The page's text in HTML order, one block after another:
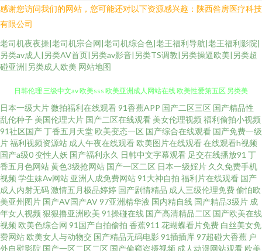
感谢您访问我们的网站，您可能还对以下资源感兴趣：陕西咎房医疗科技
有限公司
老司机夜夜操|老司机宗合网|老司机综合色|老王福利导航|老王福利影院|
另类av成人|另类AV首页|另类av影音|另类TS调教|另类操逼欧美|另类超
碰亚洲|另类成人欧美 网站地图
91猫先生视频 三级免费网 91网黄 91系列在线视 91精品黑丝 伊人特片 亚洲
日韩伦理 三级中文av 欧美sss 欧美亚洲成人网站在线 欧美性爱第五区 另类美
日韩 久6久6中文字幕 玖玖情色资源 久久网站链接 青青草超踫 欧美a久久 久
久亚洲熟妇中文字幕 日本久操视频播放 人人肏视频 老熟妇一区 九九热网 国
产精品欧美日韩五月 韩美一级黄色 黑丝少妇91 国产豆花在线操 国产在线青
日本一级大片微拍福利在线观看91香蕉APP 国产二区三区 国产精品性
乱伦种子 美国伦理大片 国产二区在线观看 美女伦理视频 福利偷拍小视频
91社区国产丁香五月天堂 欧美变态一区 国产综合在线观看 国产免费一级
片福利视频资源站 成人午夜在线观看 欧美图片在线观看在线观看h视频
国产a级0变性人妖 国产福利永久 日韩中文字幕观看 足交在线播放91 丁
香五月色网站黄色3级抢网站 国产一区二区 日本一级婬片 久久免费手机
视频 学生妹Av网站 亚洲人成免费网站91大神自拍 福利片在线观看 国产
成人内射无码激情五月极品婷婷 国产剧情精品 成人三级伦理免费偷怕欧
美亚州图片 国产AV国产AV97亚洲精华液 国内精自线 国产精品3级片 成
年女人视频 狠狠撸亚洲欧美 91操碰在线 国产高清精品二区 国产欧美在线
视频 欧美色综合网 91国产自拍偷拍 香蕉911 花蝴蝶看片免费 白丝美女免
费网站 欧美女人与动物交 国产精品无码电影 91插插库97超碰大香蕉 户
外自慰影院 国产一区二区二区 国产偷窥盗摄视频 成人动漫网站观看 欧美